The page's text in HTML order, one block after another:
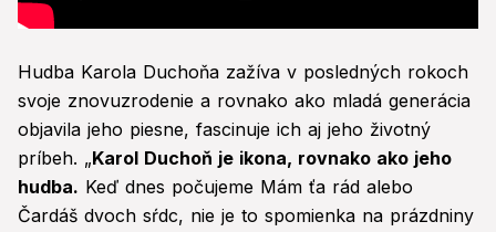
Hudba Karola Duchoňa zažíva v posledných rokoch
svoje znovuzrodenie a rovnako ako mladá generácia
objavila jeho piesne, fascinuje ich aj jeho životný
príbeh. „Karol Duchoň je ikona, rovnako ako jeho
hudba. Keď dnes počujeme Mám ťa rád alebo
Čardáš dvoch sŕdc, nie je to spomienka na prázdniny